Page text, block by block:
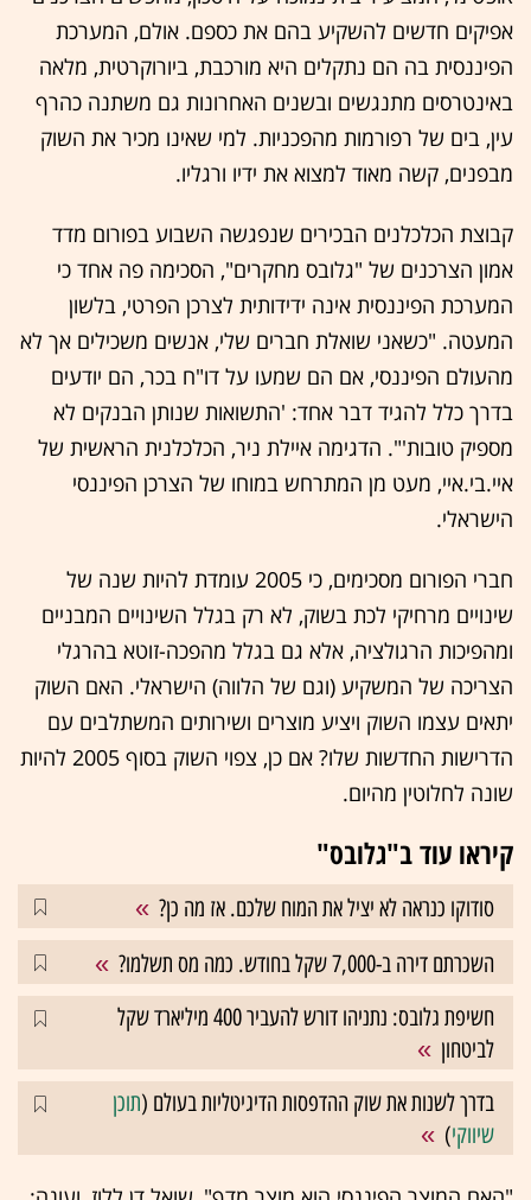
אפיקים חדשים להשקיע בהם את כספם. אולם, המערכת
הפיננסית בה הם נתקלים היא מורכבת, ביורוקרטית, מלאה
באינטרסים מתנגשים ובשנים האחרונות גם משתנה כהרף
עין, בים של רפורמות מהפכניות. למי שאינו מכיר את השוק
מבפנים, קשה מאוד למצוא את ידיו ורגליו.
קבוצת הכלכלנים הבכירים שנפגשה השבוע בפורום מדד
אמון הצרכנים של "גלובס מחקרים", הסכימה פה אחד כי
המערכת הפיננסית אינה ידידותית לצרכן הפרטי, בלשון
המעטה. "כשאני שואלת חברים שלי, אנשים משכילים אך לא
מהעולם הפיננסי, אם הם שמעו על דו"ח בכר, הם יודעים
בדרך כלל להגיד דבר אחד: 'התשואות שנותן הבנקים לא
מספיק טובות'". הדגימה איילת ניר, הכלכלנית הראשית של
איי.בי.איי, מעט מן המתרחש במוחו של הצרכן הפיננסי
הישראלי.
חברי הפורום מסכימים, כי 2005 עומדת להיות שנה של
שינויים מרחיקי לכת בשוק, לא רק בגלל השינויים המבניים
ומהפיכות הרגולציה, אלא גם בגלל מהפכה-זוטא בהרגלי
הצריכה של המשקיע (וגם של הלווה) הישראלי. האם השוק
יתאים עצמו השוק ויציע מוצרים ושירותים המשתלבים עם
הדרישות החדשות שלו? אם כן, צפוי השוק בסוף 2005 להיות
שונה לחלוטין מהיום.
קיראו עוד ב"גלובס"
סודוקו כנראה לא יציל את המוח שלכם. אז מה כן?
השכרתם דירה ב-7,000 שקל בחודש. כמה מס תשלמו?
חשיפת גלובס: נתניהו דורש להעביר 400 מיליארד שקל
לביטחון
בדרך לשנות את שוק ההדפסות הדיגיטליות בעולם (תוכן
שיווקי)